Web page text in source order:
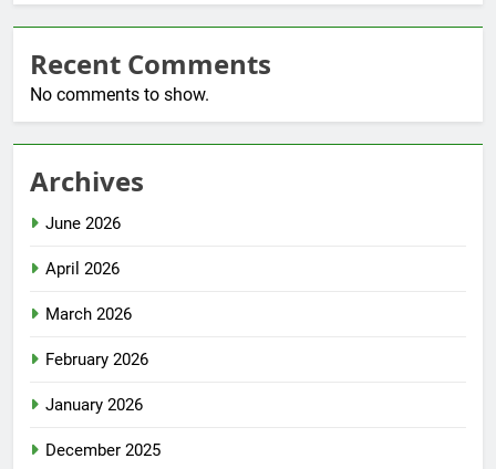
Recent Comments
No comments to show.
Archives
June 2026
April 2026
March 2026
February 2026
January 2026
December 2025